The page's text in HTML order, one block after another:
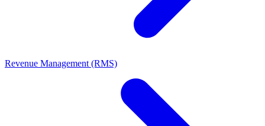
Revenue Management (RMS)